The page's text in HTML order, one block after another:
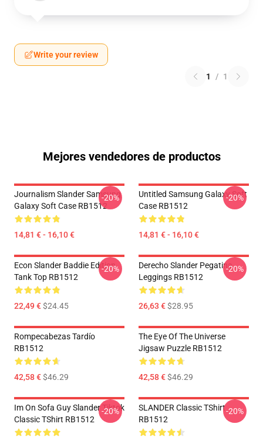
Write your review
1 / 1
Mejores vendedores de productos
Journalism Slander Samsung
Galaxy Soft Case RB1512
14,81 € - 16,10 €
-20%
Untitled Samsung Galaxy Soft
Case RB1512
14,81 € - 16,10 €
-20%
Econ Slander Baddie Edition
Tank Top RB1512
22,49 €$24.45
-20%
Derecho Slander Pegatina
Leggings RB1512
26,63 €$28.95
-20%
Rompecabezas Tardío
RB1512
42,58 €$46.29
The Eye Of The Universe
Jigsaw Puzzle RB1512
42,58 €$46.29
Im On Sofa Guy Slander Tiktok
Classic TShirt RB1512
-20%
SLANDER Classic TShirt
RB1512
-20%